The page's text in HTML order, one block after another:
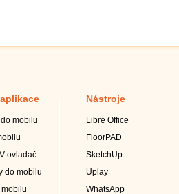
mobilu
ovladač
do mobilu
mobilu
Nástroje
Libre Office
FloorPAD
SketchUp
Uplay
WhatsApp